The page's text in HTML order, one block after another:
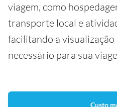
viagem, como
transporte local e
facilitando a
necessário para sua
Custo